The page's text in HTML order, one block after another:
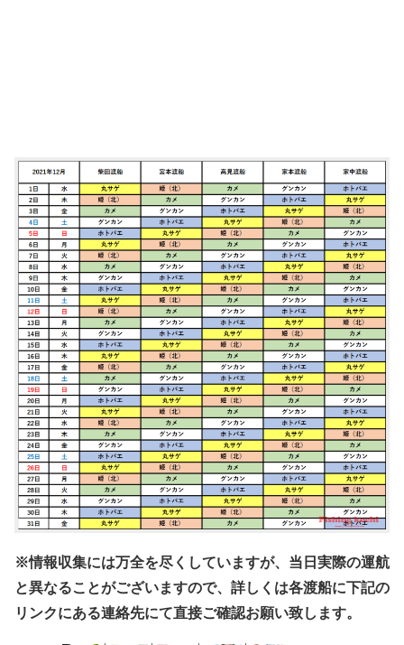
※情報収集には万全を尽くしていますが、当日実際の運航
と異なることがございますので、詳しくは各渡船に下記の
リンクにある連絡先にて直接ご確認お願い致します。